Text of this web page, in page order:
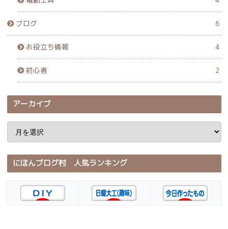
ブログ 6
お役立ち情報 4
初心者 2
アーカイブ
にほんブログ村 人気ランキング